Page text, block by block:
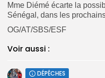
Mme Diémé écarte la
Sénégal, dans les
OG/AT/SBS/ESF
Voir aussi :
DÉPÊCHES